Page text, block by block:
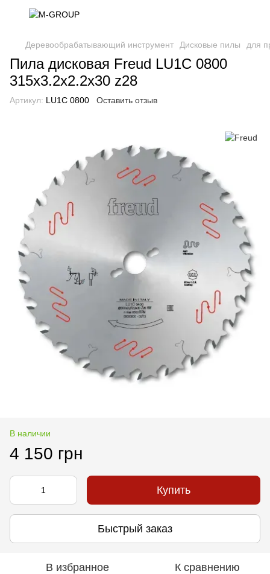
Деревообрабатывающий инструмент Дисковые пилы для
Пила дисковая Freud LU1C 0800
315х3.2х2.2х30 z28
Артикул: LU1C 0800 Оставить отзыв
В наличии
4 150 грн
Купить
Быстрый заказ
В избранное К сравнению